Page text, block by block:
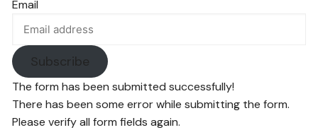
Email
Subscribe
The form has been submitted successfully!
There has been some error while submitting the form.
Please verify all form fields again.